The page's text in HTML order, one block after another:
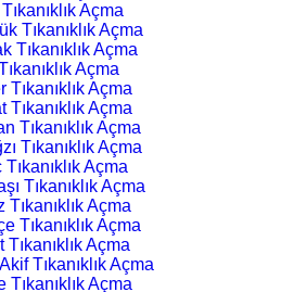
Açma
Tıkanıklık Açma
Tıkanıklık Açma
Açma
Tıkanıklık Açma
Tıkanıklık Açma
Tıkanıklık Açma
Tıkanıklık Açma
Açma
Tıkanıklık Açma
Tıkanıklık Açma
Tıkanıklık Açma
Açma
Tıkanıklık Açma
Tıkanıklık Açma